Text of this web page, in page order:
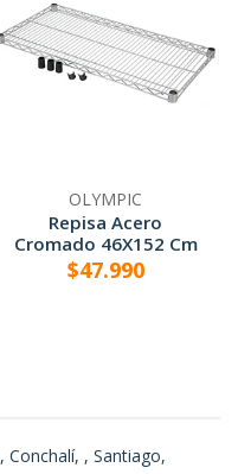
OLYMPIC
Repisa Acero
Cromado 46X152 Cm
$47.990
Conchalí, , Santiago,